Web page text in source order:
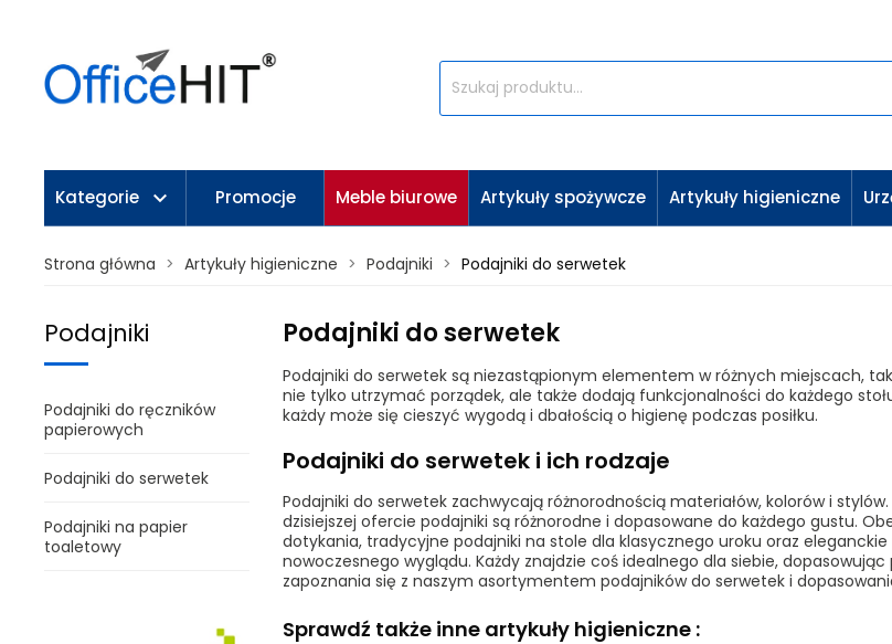
Kategorie keyboard_arrow_down Promocje Meble biurowe Artykuły spożywcze Artykuły higieniczne
Strona główna Artykuły higieniczne Podajniki Podajniki do serwetek
Podajniki
Podajniki do ręczników
papierowych
Podajniki do serwetek
Podajniki na papier
toaletowy
Podajniki do serwetek
Podajniki do serwetek są niezastąpionym elementem w różnych miejscach,
nie tylko utrzymać porządek, ale także dodają funkcjonalności do każdego
każdy może się cieszyć wygodą i dbałością o higienę podczas posiłku.
Podajniki do serwetek i ich rodzaje
Podajniki do serwetek zachwycają różnorodnością materiałów, kolorów i
dzisiejszej ofercie podajniki są różnorodne i dopasowane do każdego gustu.
dotykania, tradycyjne podajniki na stole dla klasycznego uroku oraz
nowoczesnego wyglądu. Każdy znajdzie coś idealnego dla siebie,
zapoznania się z naszym asortymentem podajników do serwetek i
Sprawdź także inne artykuły higieniczne :